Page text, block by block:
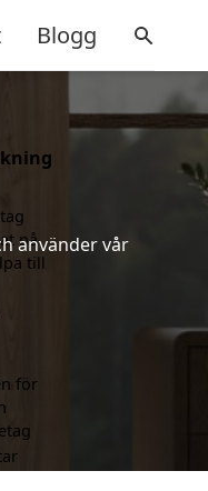
Blogg
använder vår
på
till
för